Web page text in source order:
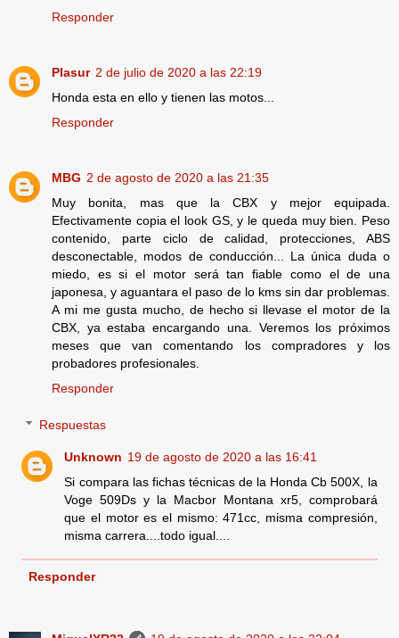
Responder
Plasur 2 de julio de 2020 a las 22:19
Honda esta en ello y tienen las motos...
Responder
MBG 2 de agosto de 2020 a las 21:35
Muy bonita, mas que la CBX y mejor equipada.
Efectivamente copia el look GS, y le queda muy bien. Peso
contenido, parte ciclo de calidad, protecciones, ABS
desconectable, modos de conducción... La única duda o
miedo, es si el motor será tan fiable como el de una
japonesa, y aguantara el paso de lo kms sin dar problemas.
A mi me gusta mucho, de hecho si llevase el motor de la
CBX, ya estaba encargando una. Veremos los próximos
meses que van comentando los compradores y los
probadores profesionales.
Responder
Respuestas
Unknown 19 de agosto de 2020 a las 16:41
Si compara las fichas técnicas de la Honda Cb 500X, la
Voge 509Ds y la Macbor Montana xr5, comprobará
que el motor es el mismo: 471cc, misma compresión,
misma carrera....todo igual....
Responder